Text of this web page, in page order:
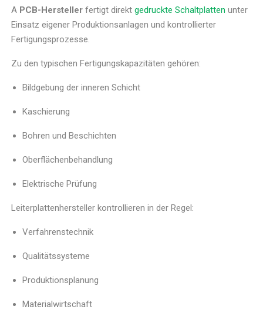
A PCB-Hersteller fertigt direktgedruckte Schaltplatten unter
Einsatz eigener Produktionsanlagen und kontrollierter
Fertigungsprozesse.
Zu den typischen Fertigungskapazitäten gehören:
Bildgebung der inneren Schicht
Kaschierung
Bohren und Beschichten
Oberflächenbehandlung
Elektrische Prüfung
Leiterplattenhersteller kontrollieren in der Regel:
Verfahrenstechnik
Qualitätssysteme
Produktionsplanung
Materialwirtschaft